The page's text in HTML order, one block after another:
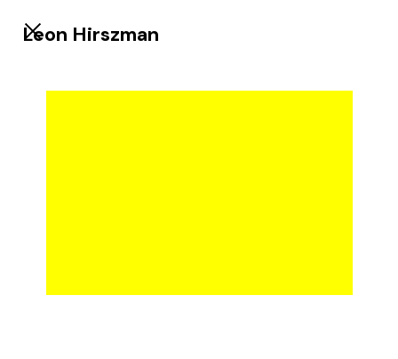
Leon Hirszman